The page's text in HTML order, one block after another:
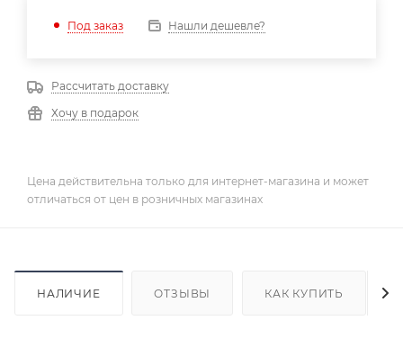
Под заказ Нашли дешевле?
Рассчитать доставку
Хочу в подарок
Цена действительна только для интернет-магазина и может
отличаться от цен в розничных магазинах
НАЛИЧИЕ ОТЗЫВЫ КАК КУПИТЬ